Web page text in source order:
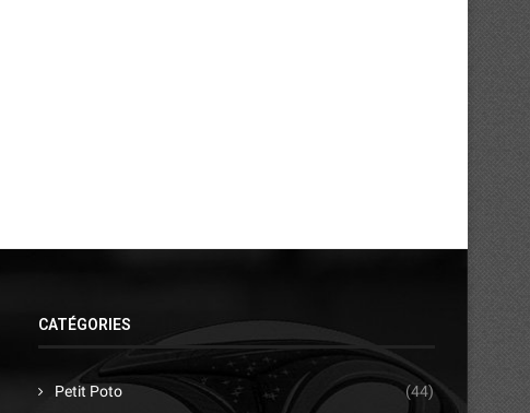
Basket 3×3 / Agora
CATÉGORIES
Petit Poto (44)